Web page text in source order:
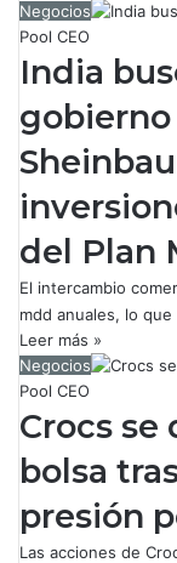
Negocios
Pool CEO
India
gobierno
del Plan
El intercambio
mdd anuales, lo
Leer más »
Negocios
Pool CEO
Crocs se
bolsa
presión
Las acciones de